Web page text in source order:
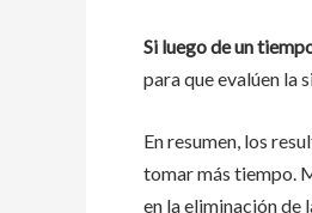
Si luego de un
para que evalúen la
En resumen, los
tomar más tiempo.
en la eliminación de